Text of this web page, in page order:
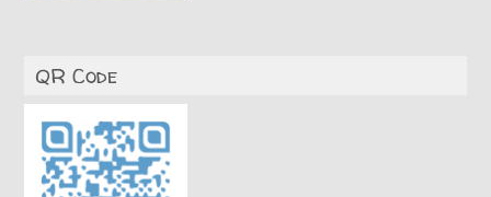
QR Code